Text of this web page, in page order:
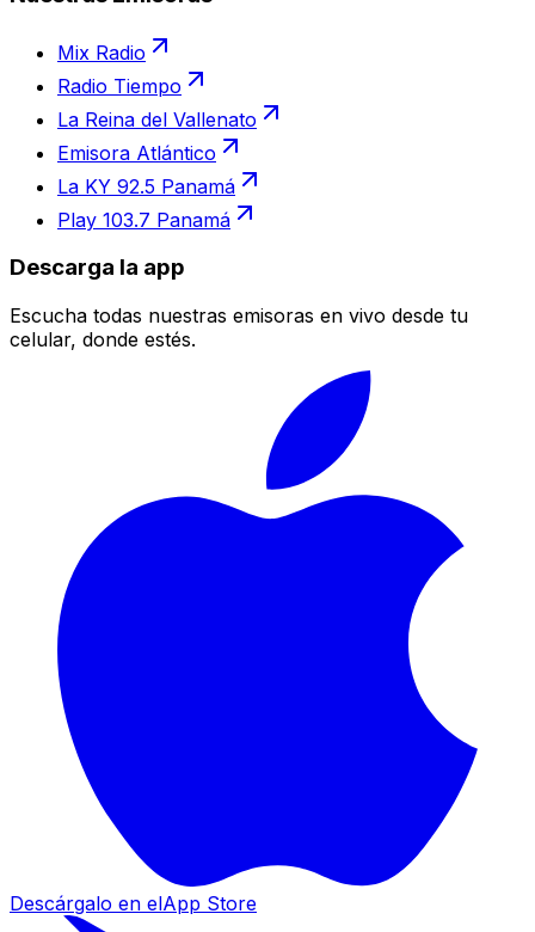
Mix Radio
Radio Tiempo
La Reina del Vallenato
Emisora Atlántico
La KY 92.5 Panamá
Play 103.7 Panamá
Descarga la app
Escucha todas nuestras emisoras en vivo desde tu
celular, donde estés.
Descárgalo en elApp Store